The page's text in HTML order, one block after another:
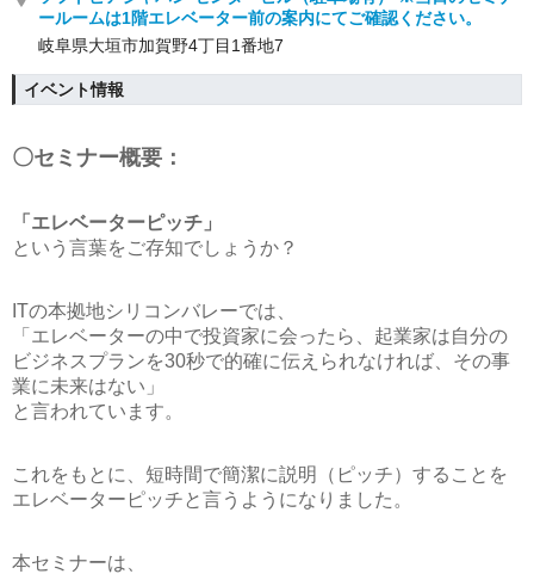
ールームは1階エレベーター前の案内にてご確認ください。
岐阜県大垣市加賀野4丁目1番地7
イベント情報
〇セミナー概要：
「エレベーターピッチ」
という言葉をご存知でしょうか？
ITの本拠地シリコンバレーでは、
「エレベーターの中で投資家に会ったら、起業家は自分の
ビジネスプランを30秒で的確に伝えられなければ、その事
業に未来はない」
と言われています。
これをもとに、短時間で簡潔に説明（ピッチ）することを
エレベーターピッチと言うようになりました。
本セミナーは、